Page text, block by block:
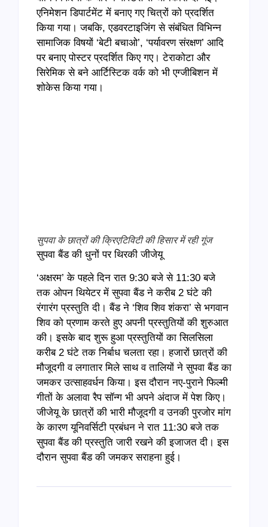
एनिमेशन डिपार्टमेंट में बनाए गए चित्रों को प्रदर्शित
किया गया। जबकि, एडवरटाइजिंग से संबंधित विभिन्न
सामाजिक विषयों ‘बेटी बचाओ’, ‘पर्यावरण संरक्षण’ आदि
पर बनाए पोस्टर प्रदर्शित किए गए। टेराकोटा और
सिरेमिक से बने आर्टिस्टिक वर्क को भी एग्जीबिशन में
शोकेस किया गया।
सुपवा के छात्रों की क्रिएटिविटी की हिसार में रही गूंज
सुपवा बैंड की धुनों पर थिरकी जीजेयू
‘अक्षरम’ के पहले दिन रात 9:30 बजे से 11:30 बजे
तक ओपन थियेटर में सुपवा बैंड ने करीब 2 घंटे की
रंगारंग प्रस्तुति दी। बैंड ने ‘शिव शिव शंकरा’ से भगवान
शिव को प्रणाम करते हुए अपनी प्रस्तुतियों की शुरुआत
की। इसके बाद शुरू हुआ प्रस्तुतियों का सिलसिला
करीब 2 घंटे तक निर्बाध चलता रहा। हजारों छात्रों की
मौजूदगी व लगातार मिले साथ व तालियों ने सुपवा बैंड का
जमकर उत्साहवर्धन किया। इस दौरान नए-पुराने फिल्मी
गीतों के अलावा रैप सॉन्ग भी अपने अंदाज में पेश किए।
जीजेयू के छात्रों की भारी मौजूदगी व उनकी पुरजोर मांग
के कारण यूनिवर्सिटी प्रबंधन ने रात 11:30 बजे तक
सुपवा बैंड की प्रस्तुति जारी रखने की इजाजत दी। इस
दौरान सुपवा बैंड की जमकर सराहना हुई।